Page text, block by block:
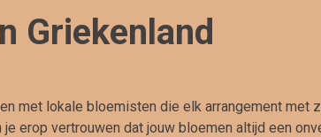
Griekenland
met lokale bloemisten die elk arrangement met
erop vertrouwen dat jouw bloemen altijd een